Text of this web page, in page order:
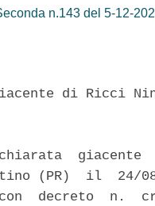
n.143 del 5-12-
di Ricci
giacente
(PR)  il  24/
decreto  n.